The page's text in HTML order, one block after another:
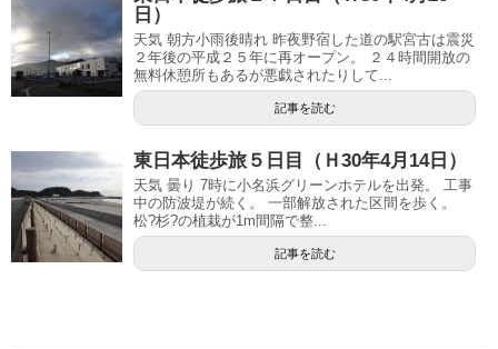
日）
天気 朝方小雨後晴れ 昨夜野宿した道の駅宮古は震災
２年後の平成２５年に再オープン。 ２４時間開放の
無料休憩所もあるが悪戯されたりして...
記事を読む
東日本徒歩旅５日目（Ｈ30年4月14日）
天気 曇り 7時に小名浜グリーンホテルを出発。 工事
中の防波堤が続く。 一部解放された区間を歩く。
松?杉?の植栽が1m間隔で整...
記事を読む